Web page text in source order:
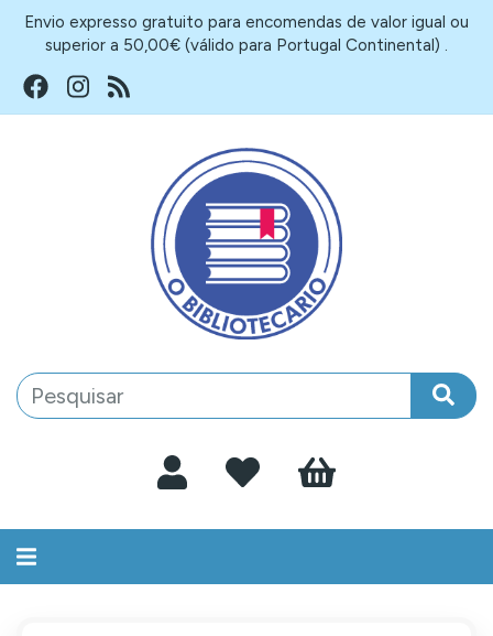
Envio expresso gratuito para encomendas de valor igual ou
superior a 50,00€ (válido para Portugal Continental) .
Alternar
navegação